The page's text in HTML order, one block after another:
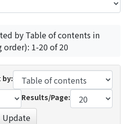
by Table of contents in
order): 1-20 of 20
by:
Results/Page:
Update